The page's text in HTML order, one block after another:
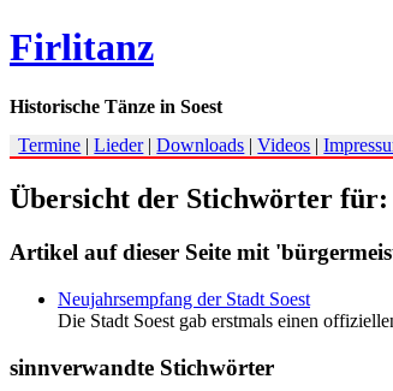
Firlitanz
Historische Tänze in Soest
Termine |Lieder|Downloads |Videos |
Übersicht der Stichwörter
Artikel auf dieser Seite mit
Neujahrsempfang der Stadt Soest
Die Stadt Soest gab erstmals einen
sinnverwandte Stichwörter